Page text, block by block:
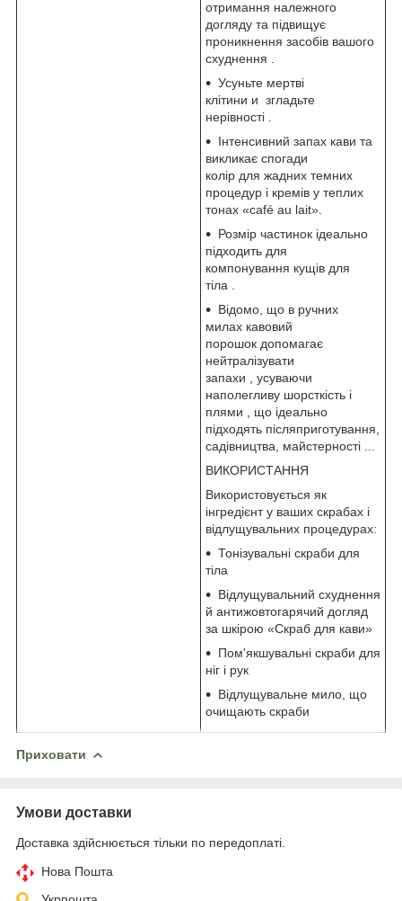
отримання належного
догляду та підвищує
проникнення засобів вашого
схуднення .
Усуньте мертві
клітини и згладьте
нерівності .
Інтенсивний запах кави та
викликає спогади
колір для жадних темних
процедур і кремів у теплих
тонах «café au lait».
Розмір частинок ідеально
підходить для
компонування кущів для
тіла .
Відомо, що в ручних
милах кавовий
порошок допомагає
нейтралізувати
запахи , усуваючи
наполегливу шорсткість і
плями , що ідеально
підходять післяприготування,
садівництва, майстерності ...
ВИКОРИСТАННЯ
Використовується як
інгредієнт у ваших скрабах і
відлущувальних процедурах:
Тонізувальні скраби для
тіла
Відлущувальний схуднення
й антижовтогарячий догляд
за шкірою «Скраб для кави»
Пом'якшувальні скраби для
ніг і рук
Відлущувальне мило, що
очищають скраби
Приховати
Умови доставки
Доставка здійснюється тільки по передоплаті.
Нова Пошта